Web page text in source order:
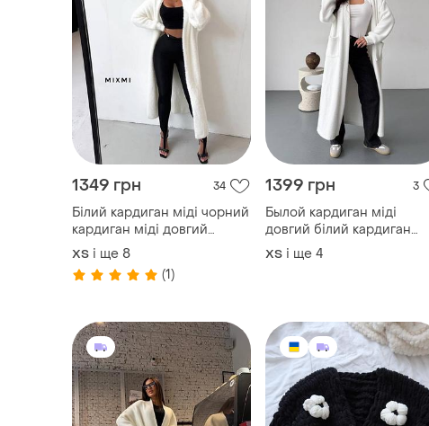
1349 грн 34
Білий кардиган міді чорний
кардиган міді довгий
кардиган ангора ангоровий
кардиган
ХS і ще 8
(1)
1399 грн 3
Былой кардиган міді
довгий білий кардиган
альпака довгий білий
кардиган пухнастий
ХS і ще 4